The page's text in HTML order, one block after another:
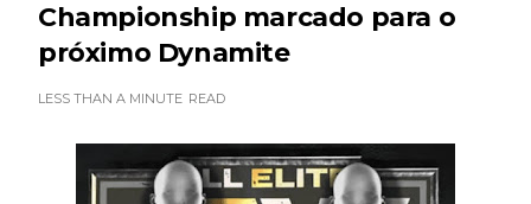
WWE Monday Night Raw 03 Aug 2026
Unknown-Aug 04 2026
WWE SummerSlam 2026 - Sunday
Unknown-Aug 02 2026
Championship marcado para o
próximo Dynamite
LESS THAN A MINUTE READ